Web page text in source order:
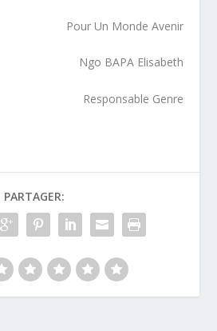
Pour Un Monde Avenir
Ngo BAPA Elisabeth
Responsable Genre
PARTAGER: